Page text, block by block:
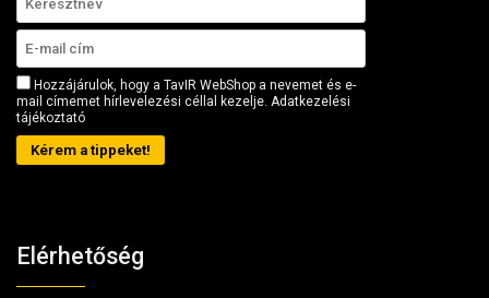
Hozzájárulok, hogy a TavIR WebShop a nevemet és e-
mail címemet hírlevelezési céllal kezelje. Adatkezelési
tájékoztató
Kérem a tippeket!
Elérhetőség